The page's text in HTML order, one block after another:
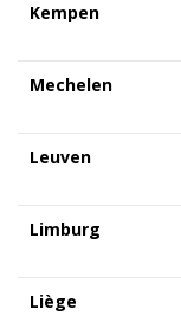
Kempen
Mechelen
Leuven
Limburg
Liège